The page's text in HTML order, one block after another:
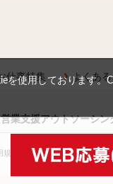
仕事特集 よくあ
業支援アウトソーシ
規約等
使用しております